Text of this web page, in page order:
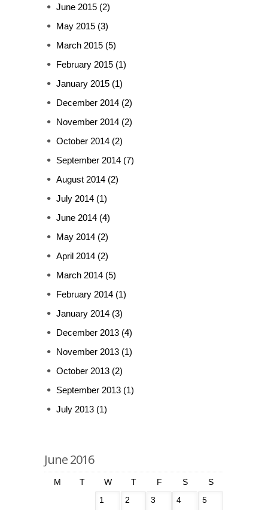
June 2015 (2)
May 2015 (3)
March 2015 (5)
February 2015 (1)
January 2015 (1)
December 2014 (2)
November 2014 (2)
October 2014 (2)
September 2014 (7)
August 2014 (2)
July 2014 (1)
June 2014 (4)
May 2014 (2)
April 2014 (2)
March 2014 (5)
February 2014 (1)
January 2014 (3)
December 2013 (4)
November 2013 (1)
October 2013 (2)
September 2013 (1)
July 2013 (1)
June 2016
M T W T F S
S
1
2 3 4 5